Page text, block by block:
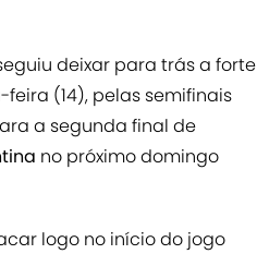
deixar para trás a forte
(14), pelas semifinais
a segunda final de
no próximo domingo
logo no início do jogo